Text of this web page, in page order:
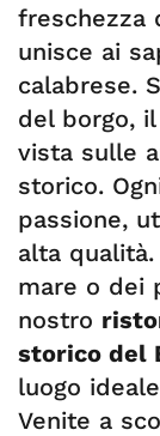
freschezza
unisce ai
calabrese.
del borgo,
vista sulle
storico.
passione,
alta
mare o dei
nostro
storico del
luogo
Venite a